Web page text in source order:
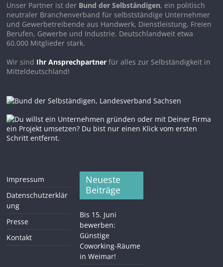
Unser Partner ist der Bund der Selbständigen, ein politisch
neutraler Branchenverband für selbstständige Unternehmer
und Gewerbetreibende aus Handwerk, Dienstleistung, Freien
Berufen, Gewerbe und Industrie. Deutschlandweit etwa
60.000 Mitglieder stark.
Wir sind Ihr Ansprechpartner für alles zur Selbständigkeit in
Mitteldeutschland!
Impressum
Datenschutzerklär
ung
Presse
Kontakt
Neueste
Beiträge
Bis 15. Juni
bewerben:
Günstige
Coworking-Räume
in Weimar!